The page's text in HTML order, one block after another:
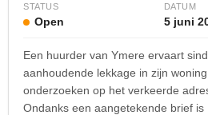
STATUS
Open
DATUM
5 juni
Een huurder van Ymere ervaart
aanhoudende lekkage in zijn
onderzoeken op het verkeerde
Ondanks een aangetekende brief